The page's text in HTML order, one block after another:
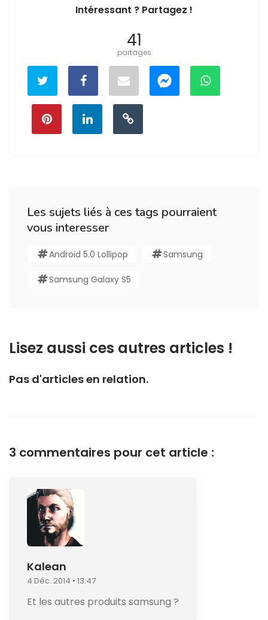
Intéressant ? Partagez !
41
partages
Les sujets liés à ces tags pourraient
vous interesser
Android 5.0 Lollipop Samsung
Samsung Galaxy S5
Lisez aussi ces autres articles !
Pas d'articles en relation.
3 commentaires pour cet article :
Kalean
4 Déc. 2014 • 13:47
Et les autres produits samsung ?